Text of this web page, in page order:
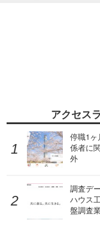
アクセス
停職1
係者に
外
調査デ
ハウス
盤調査